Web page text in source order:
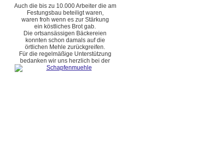
Auch die bis zu 10.000 Arbeiter die am
Festungsbau beteiligt waren,
waren froh wenn es zur Stärkung
ein köstliches Brot gab.
Die ortsansässigen Bäckereien
konnten schon damals auf die
örtlichen Mehle zurückgreifen.
Für die regelmäßige Unterstützung
bedanken wir uns herzlich bei der